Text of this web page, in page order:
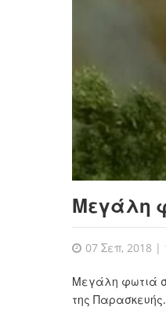
Μεγάλη
07 Σεπ, 2018 |
Μεγάλη φωτιά
της Παρασκευής.